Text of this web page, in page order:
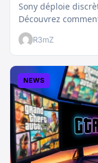
Sony déploie
Découvrez
dashboard et
R3mZ
NEWS